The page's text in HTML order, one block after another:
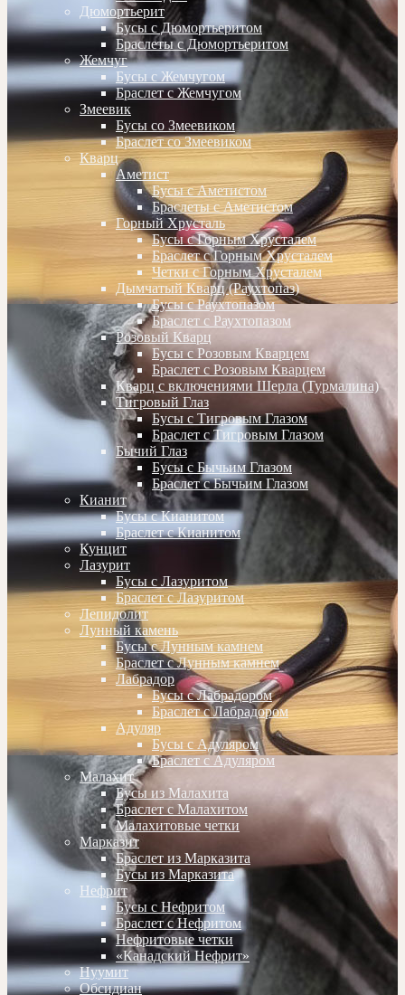
Дюмортьерит
Бусы с Дюмортьеритом
Браслеты с Дюмортьеритом
Жемчуг
Бусы с Жемчугом
Браслет с Жемчугом
Змеевик
Бусы со Змеевиком
Браслет со Змеевиком
Кварц
Аметист
Бусы с Аметистом
Браслеты с Аметистом
Горный Хрусталь
Бусы с Горным Хрусталем
Браслет с Горным Хрусталем
Четки с Горным Хрусталем
Дымчатый Кварц (Раухтопаз)
Бусы с Раухтопазом
Браслет с Раухтопазом
Розовый Кварц
Бусы с Розовым Кварцем
Браслет с Розовым Кварцем
Кварц с включениями Шерла (Турмалина)
Тигровый Глаз
Бусы с Тигровым Глазом
Браслет с Тигровым Глазом
Бычий Глаз
Бусы с Бычьим Глазом
Браслет с Бычьим Глазом
Кианит
Бусы с Кианитом
Браслет с Кианитом
Кунцит
Лазурит
Бусы с Лазуритом
Браслет с Лазуритом
Лепидолит
Лунный камень
Бусы с Лунным камнем
Браслет с Лунным камнем
Лабрадор
Бусы с Лабрадором
Браслет с Лабрадором
Адуляр
Бусы с Адуляром
Браслет с Адуляром
Малахит
Бусы из Малахита
Браслет с Малахитом
Малахитовые четки
Марказит
Браслет из Марказита
Бусы из Марказита
Нефрит
Бусы с Нефритом
Браслет с Нефритом
Нефритовые четки
«Канадский Нефрит»
Нуумит
Обсидиан